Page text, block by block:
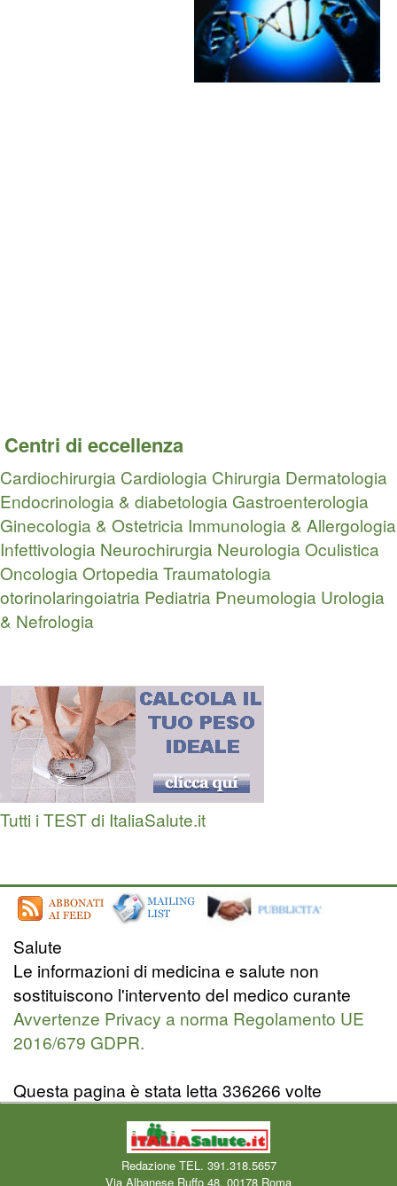
Centri di eccellenza
Cardiochirurgia Cardiologia Chirurgia Dermatologia
Endocrinologia & diabetologia Gastroenterologia
Ginecologia & Ostetricia Immunologia & Allergologia
Infettivologia Neurochirurgia NeurologiaOculistica
OncologiaOrtopedia Traumatologia
otorinolaringoiatria Pediatria Pneumologia Urologia
& Nefrologia
Tutti i TEST di ItaliaSalute.it
Salute
Le informazioni di medicina e salute non
sostituiscono l'intervento del medico curante
Avvertenze Privacy a norma Regolamento UE
2016/679 GDPR.
Questa pagina è stata letta 336266 volte
Redazione TEL. 391.318.5657
Via Albanese Ruffo 48, 00178 Roma